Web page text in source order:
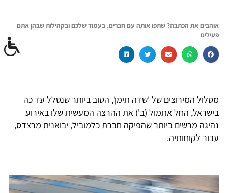
אוהבים את הכתבה? שתפו אותה עם חברים, בעמוד שלכם ובקהילות שבהן אתם
פעילים
מסלול המירוצים של 'שדה תימן', הטוב ביותר שנסלל עד כה
בישראל, החל אתמול (ב') את ההרצה המעשית שלו באירוע
נהיגה מרשים ביותר שהפיקה חברת כלמוביל, יבואנית מרצדס,
עבור לקוחותיה.